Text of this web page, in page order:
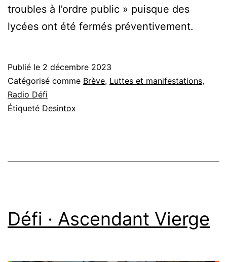
troubles à l’ordre public » puisque des
lycées ont été fermés préventivement.
Publié le 2 décembre 2023
Catégorisé comme Brève, Luttes et manifestations,
Radio Défi
Étiqueté Desintox
Défi · Ascendant Vierge